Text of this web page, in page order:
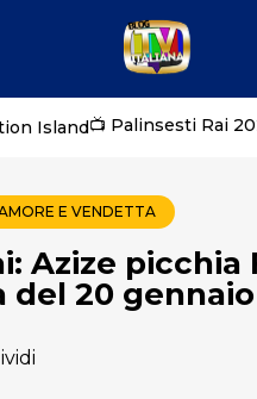
Island📺 Palinsesti Rai
E VENDETTA
Azize picchia
del 20 gennaio